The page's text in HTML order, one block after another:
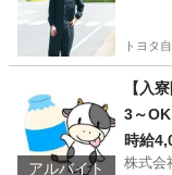
トヨタ
アルバイト
【入
3～
時給
株式会